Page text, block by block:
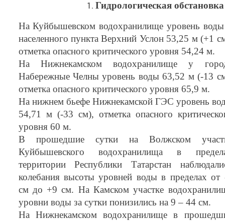
Гидрологическая обстановка
На Куйбышевском водохранилище уровень
населенного пункта Верхний Услон 53,25 м (+1
отметка опасного критического уровня 54,24 м.
На Нижнекамском водохранилище у
Набережные Челны уровень воды 63,52 м (-13
отметка опасного критического уровня 65,9 м.
На нижнем бьефе Нижнекамской ГЭС уровень
54,71 м (-33 см), отметка опасного
уровня 60 м.
В прошедшие сутки на Волжском
Куйбышевского водохранилища в
территории Республики Татарстан
колебания высоты уровней воды в пределах от
см до +9 см. На Камском участке
уровни воды за сутки понизились на 9 – 44 см.
На Нижнекамском водохранилище в